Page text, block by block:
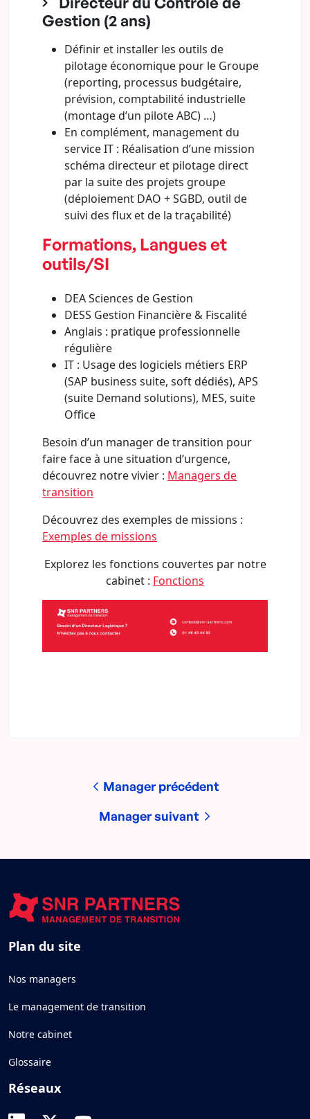
Gestion (2 ans)
Définir et installer les outils de
pilotage économique pour le Groupe
(reporting, processus budgétaire,
prévision, comptabilité industrielle
(montage d’un pilote ABC) …)
En complément, management du
service IT : Réalisation d’une mission
schéma directeur et pilotage direct
par la suite des projets groupe
(déploiement DAO + SGBD, outil de
suivi des flux et de la traçabilité)
Formations, Langues et
outils/SI
DEA Sciences de Gestion
DESS Gestion Financière & Fiscalité
Anglais : pratique professionnelle
régulière
IT : Usage des logiciels métiers ERP
(SAP business suite, soft dédiés), APS
(suite Demand solutions), MES, suite
Office
Besoin d’un manager de transition pour
faire face à une situation d’urgence,
découvrez notre vivier : Managers de
transition
Découvrez des exemples de missions :
Exemples de missions
Explorez les fonctions couvertes par notre
cabinet : Fonctions
Manager précédent
Manager suivant
Plan du site
Nos managers
Le management de transition
Notre cabinet
Glossaire
Réseaux